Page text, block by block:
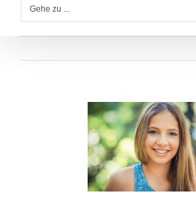
Gehe zu ...